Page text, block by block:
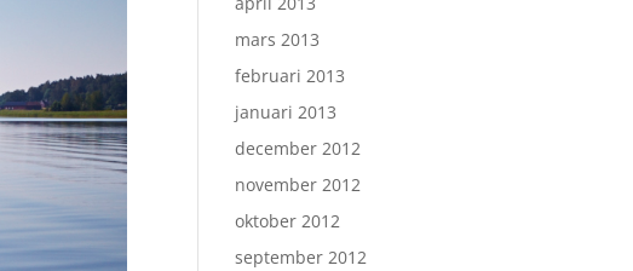
mars 2013
februari 2013
januari 2013
december 2012
november 2012
oktober 2012
september 2012